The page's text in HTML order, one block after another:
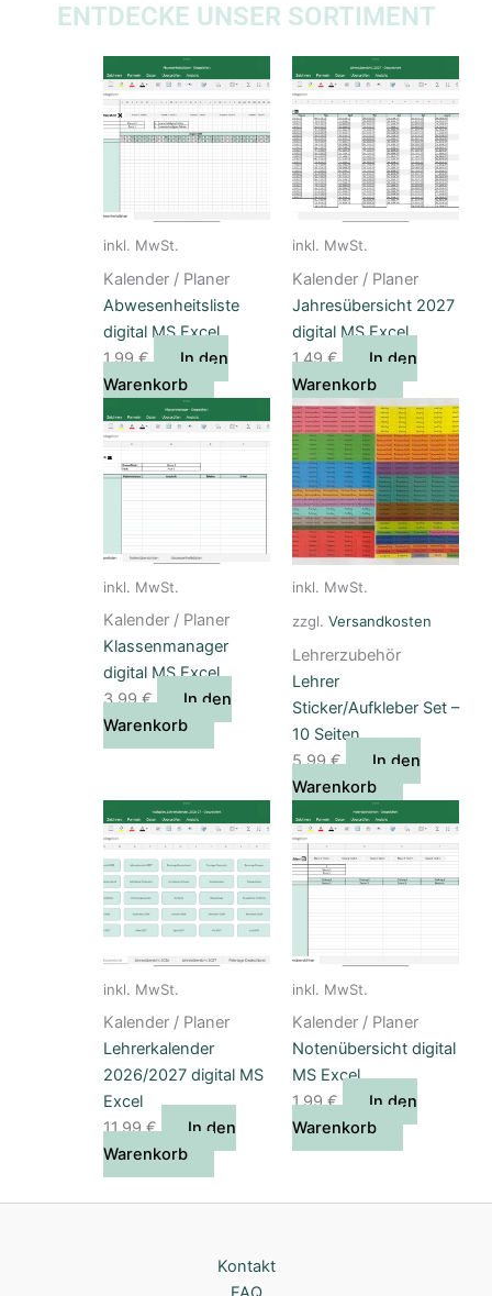
ENTDECKE UNSER SORTIMENT
inkl. MwSt.
Kalender / Planer
Abwesenheitsliste
digital MS Excel
1,99€
In den
Warenkorb
inkl. MwSt.
Kalender / Planer
Jahresübersicht 2027
digital MS Excel
1,49€
In den
Warenkorb
inkl. MwSt.
Kalender / Planer
Klassenmanager
digital MS Excel
3,99€
In den
Warenkorb
inkl. MwSt.
zzgl. Versandkosten
Lehrerzubehör
Lehrer
Sticker/Aufkleber Set –
10 Seiten
5,99€
In den
Warenkorb
inkl. MwSt.
Kalender / Planer
Lehrerkalender
2026/2027 digital MS
Excel
11,99€
In den
Warenkorb
inkl. MwSt.
Kalender / Planer
Notenübersicht digital
MS Excel
1,99€
In den
Warenkorb
Kontakt